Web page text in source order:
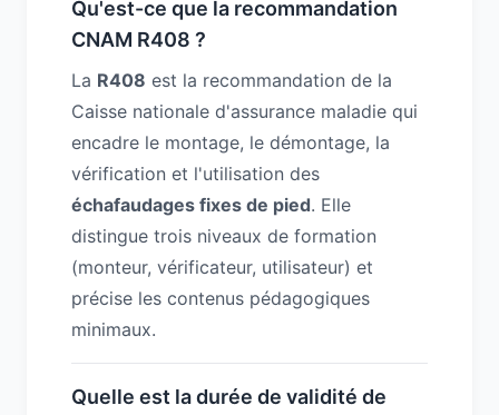
Qu'est-ce que la recommandation
CNAM R408 ?
La R408 est la recommandation de la
Caisse nationale d'assurance maladie qui
encadre le montage, le démontage, la
vérification et l'utilisation des
échafaudages fixes de pied. Elle
distingue trois niveaux de formation
(monteur, vérificateur, utilisateur) et
précise les contenus pédagogiques
minimaux.
Quelle est la durée de validité de